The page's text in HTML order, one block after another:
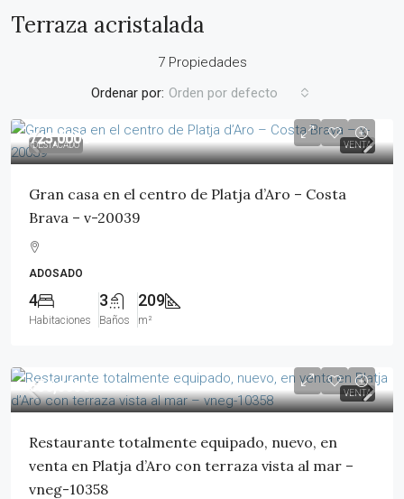
Terraza acristalada
7 Propiedades
Ordenar por: Orden por defecto
DESTACADO VENTA
725,000€
Gran casa en el centro de Platja d’Aro – Costa
Brava – v-20039
ADOSADO
4
Habitaciones
3
Baños
209
m²
VENTA
650,000€
Restaurante totalmente equipado, nuevo, en
venta en Platja d’Aro con terraza vista al mar –
vneg-10358